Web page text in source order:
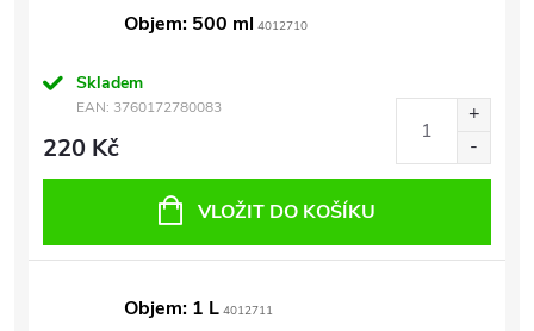
Objem: 500 ml 4012710
Skladem
EAN: 3760172780083
220 Kč
VLOŽIT DO KOŠÍKU
Objem: 1 L 4012711